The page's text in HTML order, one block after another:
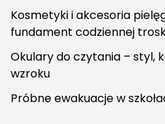
Kosmetyki i akcesoria
fundament codziennej
Okulary do czytania – styl,
wzroku
Próbne ewakuacje w